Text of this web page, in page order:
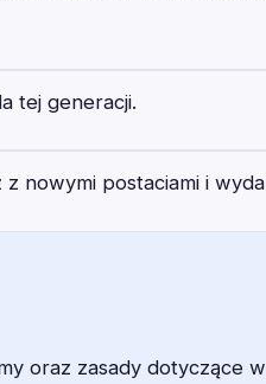
tej generacji.
nowymi postaciami i
oraz zasady dotyczące